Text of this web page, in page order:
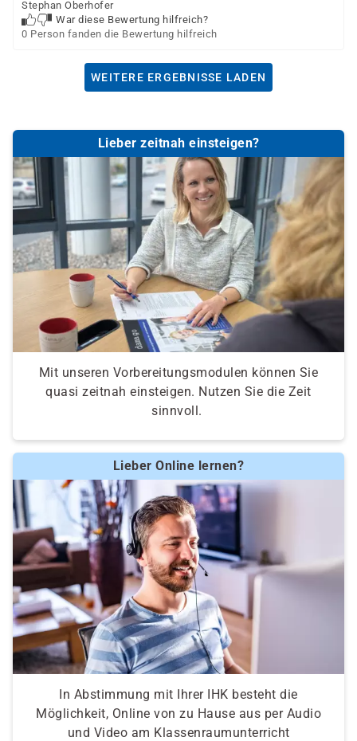
Stephan Oberhofer
War diese Bewertung hilfreich?
0 Person fanden die Bewertung hilfreich
WEITERE ERGEBNISSE LADEN
Lieber zeitnah einsteigen?
Mit unseren Vorbereitungsmodulen können Sie
quasi zeitnah einsteigen. Nutzen Sie die Zeit
sinnvoll.
Lieber Online lernen?
In Abstimmung mit Ihrer IHK besteht die
Möglichkeit, Online von zu Hause aus per Audio
und Video am Klassenraumunterricht